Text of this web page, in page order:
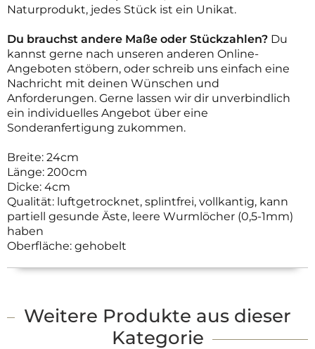
Naturprodukt, jedes Stück ist ein Unikat.
Du brauchst andere Maße oder Stückzahlen? Du
kannst gerne nach unseren anderen Online-
Angeboten stöbern, oder schreib uns einfach eine
Nachricht mit deinen Wünschen und
Anforderungen. Gerne lassen wir dir unverbindlich
ein individuelles Angebot über eine
Sonderanfertigung zukommen.
Breite: 24cm
Länge: 200cm
Dicke: 4cm
Qualität: luftgetrocknet, splintfrei, vollkantig, kann
partiell gesunde Äste, leere Wurmlöcher (0,5-1mm)
haben
Oberfläche: gehobelt
Weitere Produkte aus dieser
Kategorie